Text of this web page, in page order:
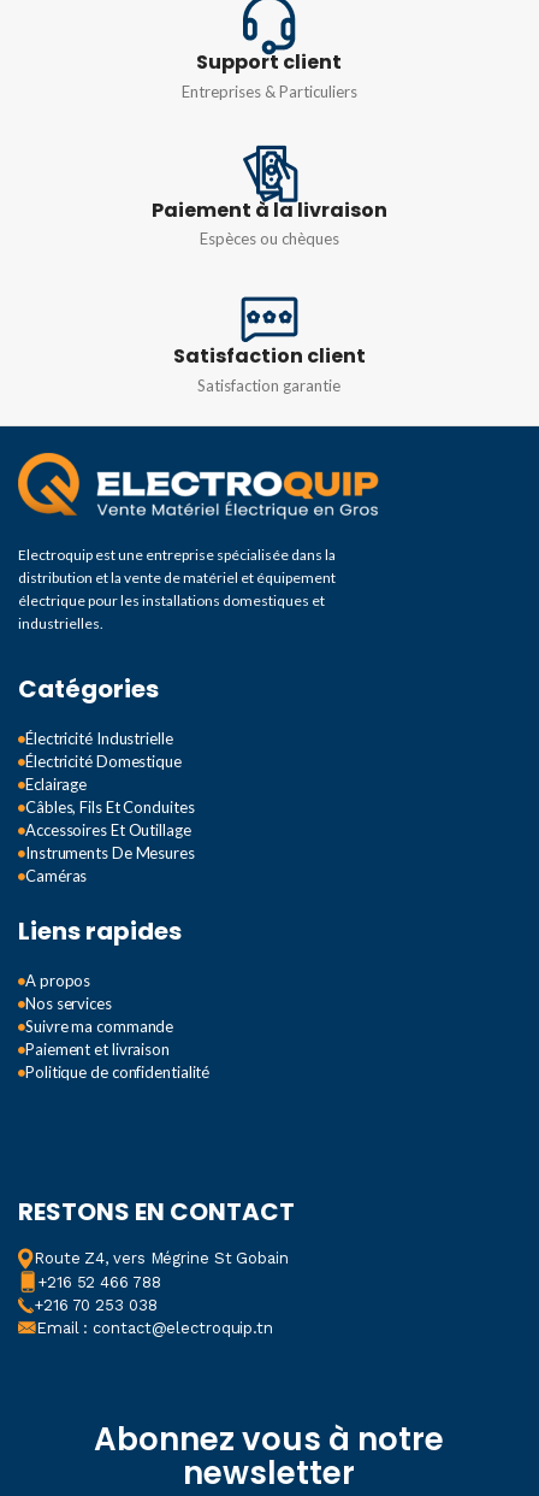
Support client
Entreprises & Particuliers
Paiement à la livraison
Espèces ou chèques
Satisfaction client
Satisfaction garantie
Electroquip est une entreprise spécialisée dans la
distribution et la vente de matériel et équipement
électrique pour les installations domestiques et
industrielles.
Catégories
Électricité Industrielle
Électricité Domestique
Eclairage
Câbles, Fils Et Conduites
Accessoires Et Outillage
Instruments De Mesures
Caméras
Liens rapides
A propos
Nos services
Suivre ma commande
Paiement et livraison
Politique de confidentialité
RESTONS EN CONTACT
Route Z4, vers Mégrine St Gobain
+216 52 466 788
+216 70 253 038
Email : contact@electroquip.tn
Abonnez vous à notre
newsletter